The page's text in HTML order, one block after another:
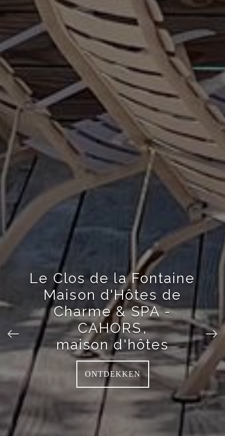
Le Clos de la Fontaine
Maison d'Hôtes de
Charme & SPA -
CAHORS,
maison d'hôtes
ONTDEKKEN